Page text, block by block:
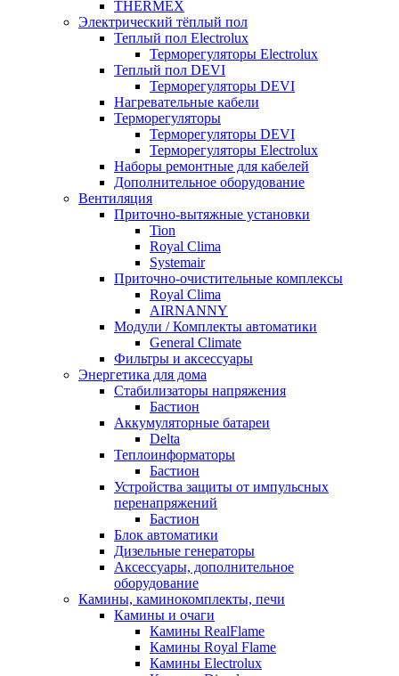
THERMEX
Электрический тёплый пол
Теплый пол Electrolux
Терморегуляторы Electrolux
Теплый пол DEVI
Терморегуляторы DEVI
Нагревательные кабели
Терморегуляторы
Терморегуляторы DEVI
Терморегуляторы Electrolux
Наборы ремонтные для кабелей
Дополнительное оборудование
Вентиляция
Приточно-вытяжные установки
Tion
Royal Clima
Systemair
Приточно-очистительные комплексы
Royal Clima
AIRNANNY
Модули / Комплекты автоматики
General Climate
Фильтры и аксессуары
Энергетика для дома
Стабилизаторы напряжения
Бастион
Аккумуляторные батареи
Delta
Теплоинформаторы
Бастион
Устройства защиты от импульсных
перенапряжений
Бастион
Блок автоматики
Дизельные генераторы
Аксессуары, дополнительное
оборудование
Камины, каминокомплекты, печи
Камины и очаги
Камины RealFlame
Камины Royal Flame
Камины Electrolux